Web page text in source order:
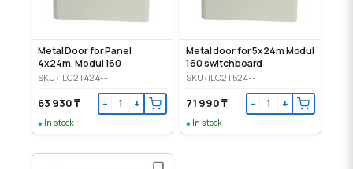
Metal Door for Panel
4x24m, Modul 160
SKU: ILC2T424--
63 930 ₸ − +
In stock
Metal door for 5x24m Modul
160 switchboard
SKU: ILC2T524--
71 990 ₸ − +
In stock